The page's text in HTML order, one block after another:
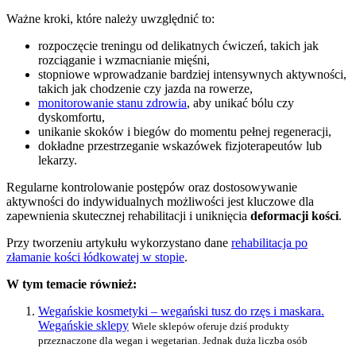
Ważne kroki, które należy uwzględnić to:
rozpoczęcie treningu od delikatnych ćwiczeń, takich jak
rozciąganie i wzmacnianie mięśni,
stopniowe wprowadzanie bardziej intensywnych aktywności,
takich jak chodzenie czy jazda na rowerze,
monitorowanie stanu zdrowia, aby unikać bólu czy
dyskomfortu,
unikanie skoków i biegów do momentu pełnej regeneracji,
dokładne przestrzeganie wskazówek fizjoterapeutów lub
lekarzy.
Regularne kontrolowanie postępów oraz dostosowywanie
aktywności do indywidualnych możliwości jest kluczowe dla
zapewnienia skutecznej rehabilitacji i uniknięcia deformacji kości.
Przy tworzeniu artykułu wykorzystano dane rehabilitacja po
złamanie kości łódkowatej w stopie.
W tym temacie również:
Wegańskie kosmetyki – wegański tusz do rzęs i maskara.
Wegańskie sklepy Wiele sklepów oferuje dziś produkty
przeznaczone dla wegan i wegetarian. Jednak duża liczba osób